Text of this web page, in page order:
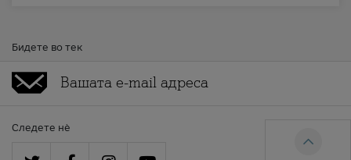
Бидете во тек
Следете нè